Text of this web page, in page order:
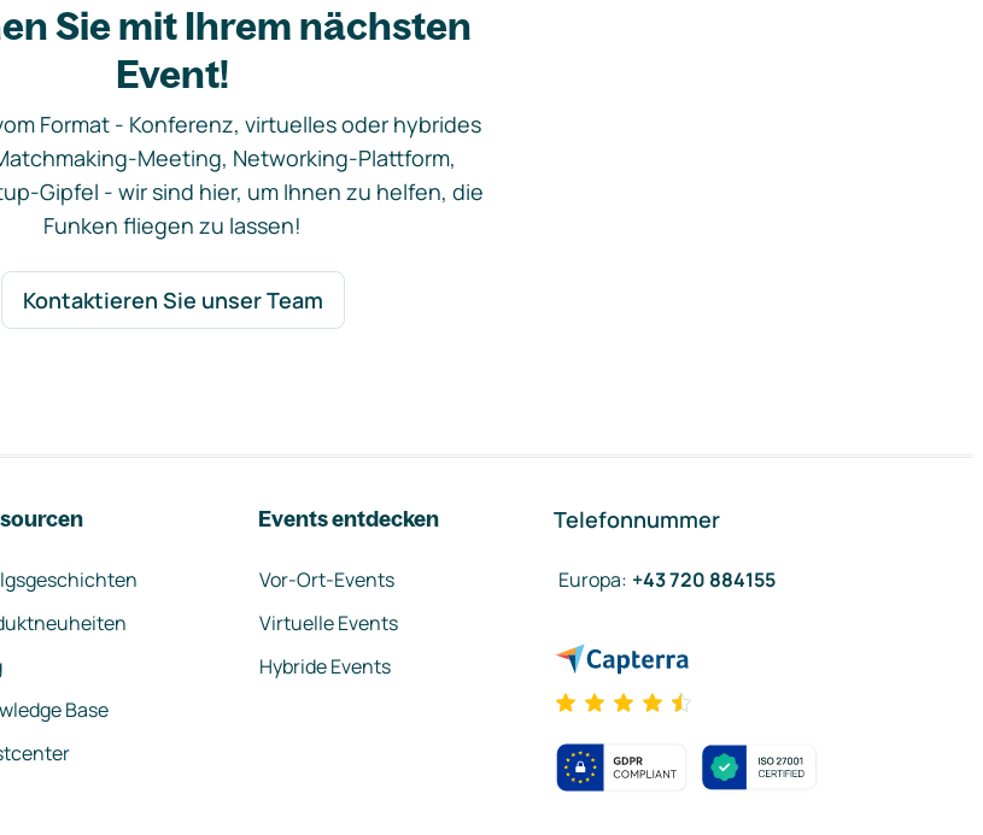
Sie mit Ihrem nächsten
Event!
Format - Konferenz, virtuelles oder hybrides
Meeting, Networking-Plattform,
Gipfel - wir sind hier, um Ihnen zu helfen, die
Funken fliegen zu lassen!
Kontaktieren Sie unser Team
Base
Events entdecken
Vor-Ort-Events
Virtuelle Events
Hybride Events
Telefonnummer
Europa: +43 720 884155